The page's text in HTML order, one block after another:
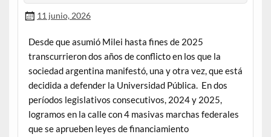
11 junio, 2026
Desde que asumió Milei hasta fines de 2025
transcurrieron dos años de conflicto en los que la
sociedad argentina manifestó, una y otra vez, que está
decidida a defender la Universidad Pública. En dos
períodos legislativos consecutivos, 2024 y 2025,
logramos en la calle con 4 masivas marchas federales
que se aprueben leyes de financiamiento